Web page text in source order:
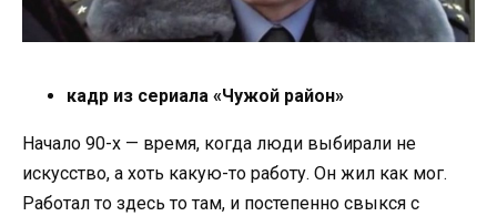
кадр из сериала «Чужой район»
Начало 90-х — время, когда люди выбирали не
искусство, а хоть какую-то работу. Он жил как мог.
Работал то здесь то там, и постепенно свыкся с